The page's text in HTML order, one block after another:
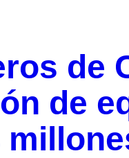
de
de